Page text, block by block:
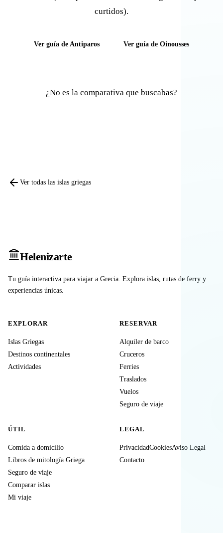
curtidos).
Ver guía de Antiparos Ver guía de Oinousses
¿No es la comparativa que buscabas?
Ver todas las islas griegas
Helenizarte
Tu guía interactiva para viajar a Grecia. Explora islas, rutas de ferry y
experiencias únicas.
EXPLORAR
Islas Griegas
Destinos continentales
Actividades
RESERVAR
Alquiler de barco
Cruceros
Ferries
Traslados
Vuelos
Seguro de viaje
ÚTIL
Comida a domicilio
Libros de mitología Griega
Seguro de viaje
Comparar islas
Mi viaje
LEGAL
PrivacidadCookiesAviso Legal
Contacto